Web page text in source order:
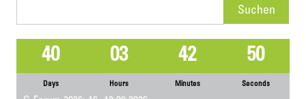
40
Days
03
Hours
42
Minutes
49
Seconds